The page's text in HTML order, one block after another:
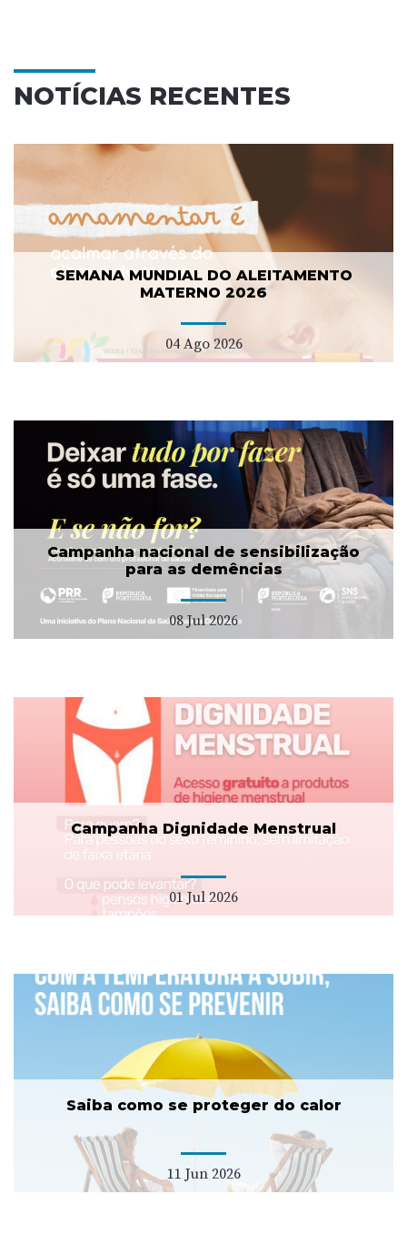
NOTÍCIAS RECENTES
SEMANA MUNDIAL DO ALEITAMENTO
MATERNO 2026
04 Ago 2026
Campanha nacional de sensibilização
para as demências
08 Jul 2026
Campanha Dignidade Menstrual
01 Jul 2026
Saiba como se proteger do calor
11 Jun 2026